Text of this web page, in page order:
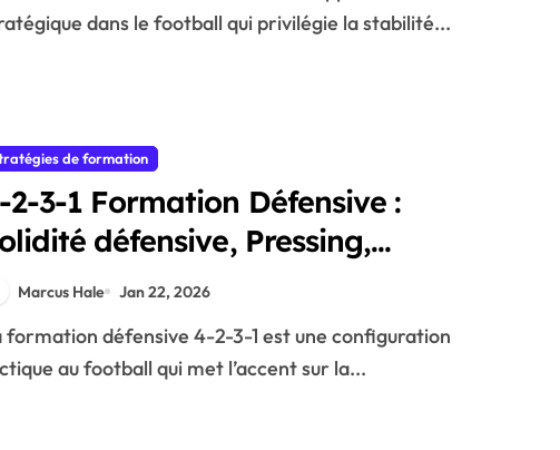
dans le football qui privilégie la stabilité...
de formation
2-3-1 Formation Défensive :
défensive, Pressing,
Soutien
Marcus Hale Jan 22, 2026
au football qui met l’accent sur la...